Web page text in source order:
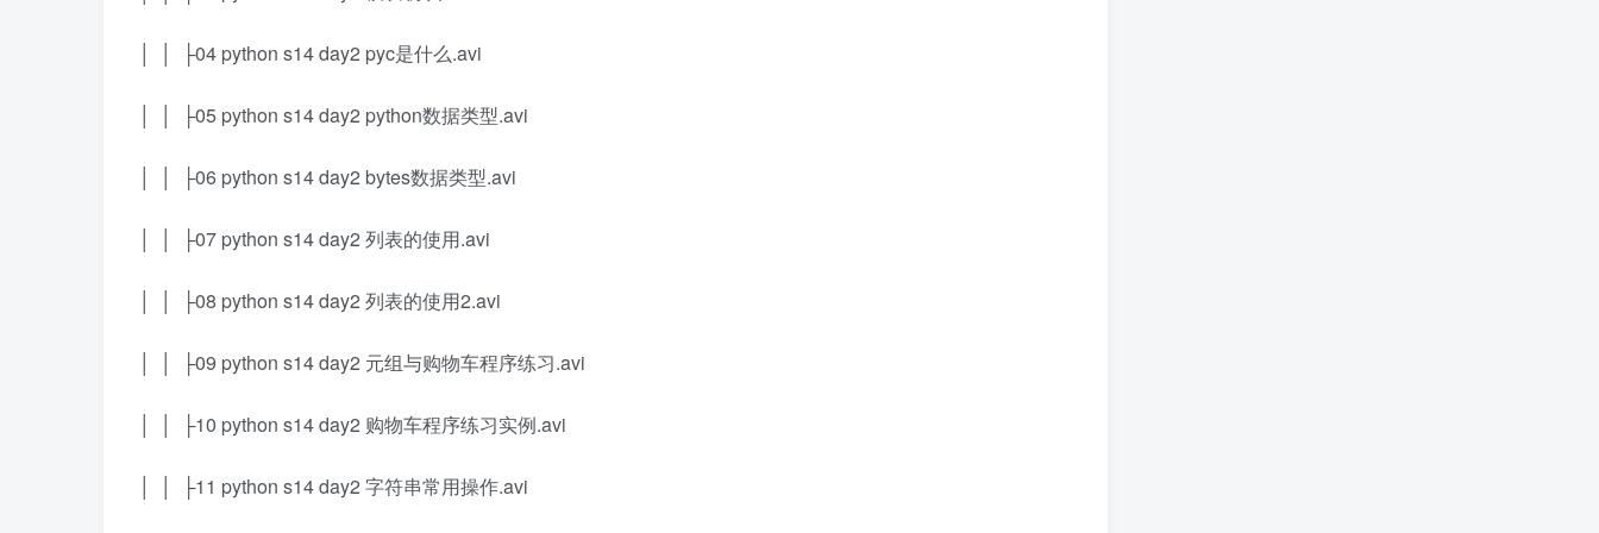
│ │ ├04 python s14 day2 pyc是什么.avi
│ │ ├05 python s14 day2 python数据类型.avi
│ │ ├06 python s14 day2 bytes数据类型.avi
│ │ ├07 python s14 day2 列表的使用.avi
│ │ ├08 python s14 day2 列表的使用2.avi
│ │ ├09 python s14 day2 元组与购物车程序练习.avi
│ │ ├10 python s14 day2 购物车程序练习实例.avi
│ │ ├11 python s14 day2 字符串常用操作.avi